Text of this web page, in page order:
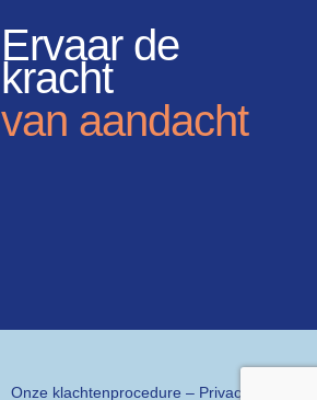
Ervaar de
kracht
van aandacht
Onze klachtenprocedure – Privacyverklaring